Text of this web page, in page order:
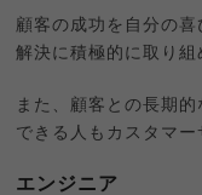
顧客の成功を自分の
解決に積極的に取り組
また、顧客との長期
できる人もカスタマー
エンジニア